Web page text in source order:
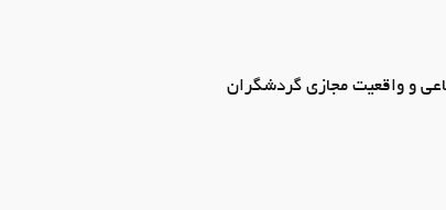
و واقعیت مجازی گردشگران